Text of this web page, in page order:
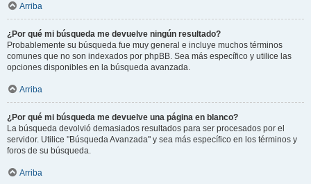
Arriba
¿Por qué mi búsqueda me devuelve ningún resultado?
Probablemente su búsqueda fue muy general e incluye muchos términos
comunes que no son indexados por phpBB. Sea más específico y utilice las
opciones disponibles en la búsqueda avanzada.
Arriba
¿Por qué mi búsqueda me devuelve una página en blanco?
La búsqueda devolvió demasiados resultados para ser procesados por el
servidor. Utilice "Búsqueda Avanzada" y sea más específico en los términos y
foros de su búsqueda.
Arriba